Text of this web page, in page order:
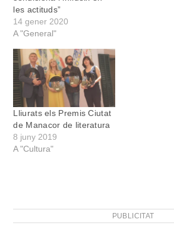
les actituds”
14 gener 2020
A "General"
Lliurats els Premis Ciutat
de Manacor de literatura
8 juny 2019
A "Cultura"
PUBLICITAT